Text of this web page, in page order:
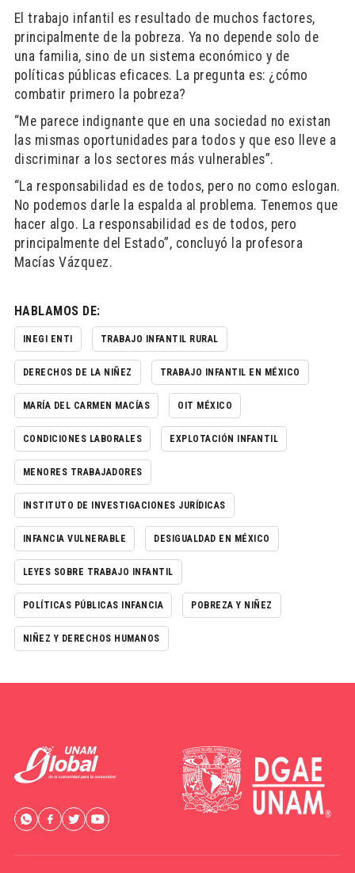
El trabajo infantil es resultado de muchos factores,
principalmente de la pobreza. Ya no depende solo de
una familia, sino de un sistema económico y de
políticas públicas eficaces. La pregunta es: ¿cómo
combatir primero la pobreza?
“Me parece indignante que en una sociedad no existan
las mismas oportunidades para todos y que eso lleve a
discriminar a los sectores más vulnerables”.
“La responsabilidad es de todos, pero no como eslogan.
No podemos darle la espalda al problema. Tenemos que
hacer algo. La responsabilidad es de todos, pero
principalmente del Estado”, concluyó la profesora
Macías Vázquez.
HABLAMOS DE:
INEGI ENTI TRABAJO INFANTIL RURAL
DERECHOS DE LA NIÑEZ TRABAJO INFANTIL EN MÉXICO
MARÍA DEL CARMEN MACÍAS OIT MÉXICO
CONDICIONES LABORALES EXPLOTACIÓN INFANTIL
MENORES TRABAJADORES
INSTITUTO DE INVESTIGACIONES JURÍDICAS
INFANCIA VULNERABLE DESIGUALDAD EN MÉXICO
LEYES SOBRE TRABAJO INFANTIL
POLÍTICAS PÚBLICAS INFANCIA POBREZA Y NIÑEZ
NIÑEZ Y DERECHOS HUMANOS